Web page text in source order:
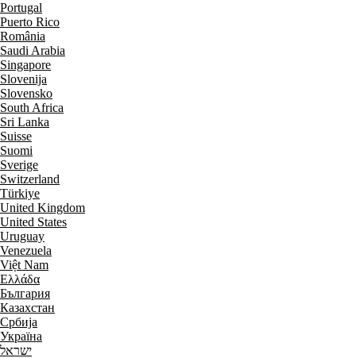
Portugal
Puerto Rico
România
Saudi Arabia
Singapore
Slovenija
Slovensko
South Africa
Sri Lanka
Suisse
Suomi
Sverige
Switzerland
Türkiye
United Kingdom
United States
Uruguay
Venezuela
Việt Nam
Ελλάδα
България
Казахстан
Србија
Україна
ישראל